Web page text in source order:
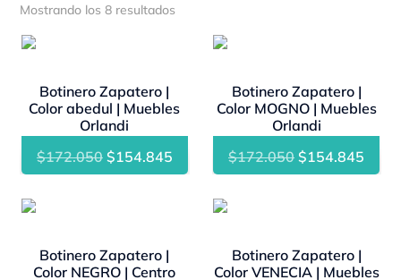
Mostrando los 8 resultados
Botinero Zapatero |
Color abedul | Muebles
Orlandi
$172.050 El
precio
$172.050.
$154.845El
precio
actual
$154.845.
Botinero Zapatero |
Color MOGNO | Muebles
Orlandi
$172.050 El
precio
$172.050.
$154.845
Botinero Zapatero |
Color NEGRO | Centro
Botinero Zapatero |
Color VENECIA | Muebles